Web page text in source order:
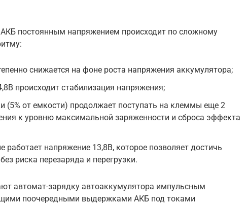
постоянным напряжением происходит по сложному
снижается на фоне роста напряжения аккумулятора;
происходит стабилизация напряжения;
(5% от емкости) продолжает поступать на клеммы еще 2
к уровню максимальной заряженности и сброса эффекта
работает напряжение 13,8В, которое позволяет достичь
риска перезаряда и перегрузки.
автомат-зарядку автоаккумулятора импульсным
поочередными выдержками АКБ под токами